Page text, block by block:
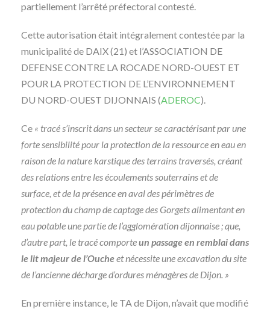
partiellement l’arrêté préfectoral contesté.
Cette autorisation était intégralement contestée par la
municipalité de DAIX (21) et l’ASSOCIATION DE
DEFENSE CONTRE LA ROCADE NORD-OUEST ET
POUR LA PROTECTION DE L’ENVIRONNEMENT
DU NORD-OUEST DIJONNAIS (ADEROC).
Ce « tracé s’inscrit dans un secteur se caractérisant par une
forte sensibilité pour la protection de la ressource en eau en
raison de la nature karstique des terrains traversés, créant
des relations entre les écoulements souterrains et de
surface, et de la présence en aval des périmètres de
protection du champ de captage des Gorgets alimentant en
eau potable une partie de l’agglomération dijonnaise ; que,
d’autre part, le tracé comporteun passage en remblai dans
le lit majeur de l’Oucheet nécessite une excavation du site
de l’ancienne décharge d’ordures ménagères de Dijon. »
En première instance, le TA de Dijon, n’avait que modifié